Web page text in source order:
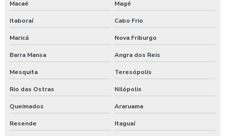
Clínica de medicina do trabalho
Consultoria ambiental e segurança do trabalho
Consultoria empresarial paraná
Consultoria higiene ocupacional
Consultoria saúde e segurança do trabalho
Consultoria segurança do trabalho
Macaé Magé
Itaboraí Cabo Frio
Maricá Nova Friburgo
Barra Mansa Angra dos Reis
Mesquita Teresópolis
Rio das Ostras Nilópolis
Queimados Araruama
Resende Itaguaí